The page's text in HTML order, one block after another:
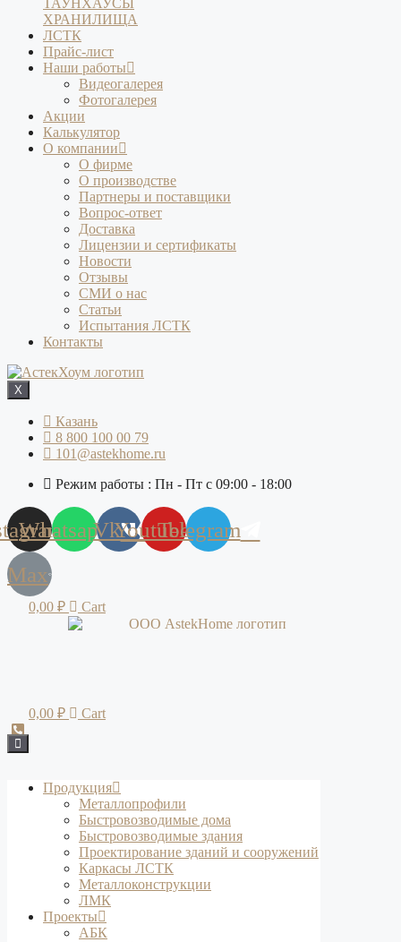
ТАУНХАУСЫ
ХРАНИЛИЩА
ЛСТК
Прайс-лист
Наши работы
Видеогалерея
Фотогалерея
Акции
Калькулятор
О компании
О фирме
О производстве
Партнеры и поставщики
Вопрос-ответ
Доставка
Лицензии и сертификаты
Новости
Отзывы
СМИ о нас
Статьи
Испытания ЛСТК
Контакты
X
Казань
8 800 100 00 79
101@astekhome.ru
Режим работы : Пн - Пт с 09:00 - 18:00
Whatsapp
VkYoutubeTelegram
Max
0,00 ₽ Cart
0,00 ₽ Cart
Продукция
Металлопрофили
Быстровозводимые дома
Быстровозводимые здания
Проектирование зданий и сооружений
Каркасы ЛСТК
Металлоконструкции
ЛМК
Проекты
АБК